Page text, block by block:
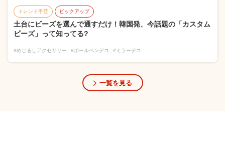
トレンド手芸 ピックアップ
土台にビーズを選んで通すだけ！韓国発、今話題の「カスタム
ビーズ」って知ってる?
#めじるしアクセサリー #ボールペンデコ #ミラーデコ
一覧を見る